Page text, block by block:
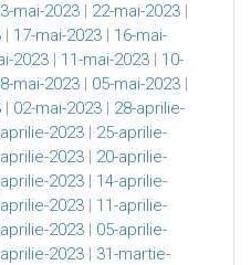
mai-2023 | 22-mai-2023 |
| 17-mai-2023 | 16-mai-
2023 | 11-mai-2023 | 10-
mai-2023 | 05-mai-2023 |
| 02-mai-2023 | 28-aprilie-
2023 | 25-aprilie-
2023 | 20-aprilie-
2023 | 14-aprilie-
2023 | 11-aprilie-
2023 | 05-aprilie-
2023 | 31-martie-